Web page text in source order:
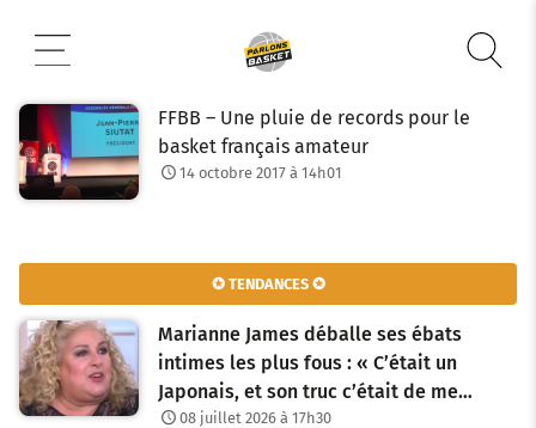
contenu
FFBB – Une pluie de records pour le
basket français amateur
14 octobre 2017 à 14h01
✪ TENDANCES ✪
Marianne James déballe ses ébats
intimes les plus fous : « C’était un
Japonais, et son truc c’était de me…
08 juillet 2026 à 17h30